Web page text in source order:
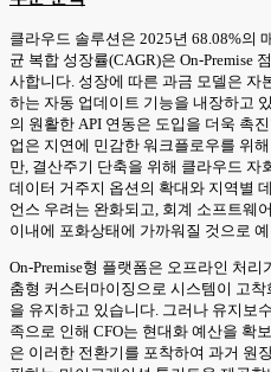
클라우드 솔루션은 2025년 68.08%의
균 복합 성장률(CAGR)은 On-Premise
사합니다. 성장에 따른 과금 모델은 자
하는 자동 업데이트 기능을 내장하고
의 원활한 API 연동은 도입을 더욱 촉
업은 지연에 민감한 워크플로우를 위
만, 결산주기 단축을 위해 클라우드
데이터 거주지 옵션의 확대와 지역별
언스 우려는 완화되고, 회계 소프트웨
이내에 포화상태에 가까워질 것으로
On-Premise형 플랫폼은 오프라인 처
춤형 커스터마이징으로 시스템이 고
을 유지하고 있습니다. 그러나 유지보
족으로 인해 CFO는 현대화 예산을 확
은 이러한 전환기를 포착하여 과거 원